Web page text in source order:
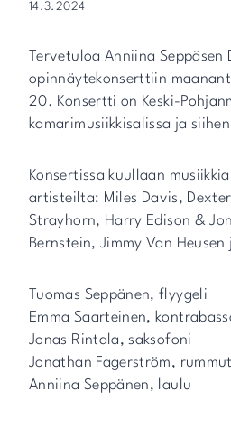
14.3.2024
Tervetuloa Anniina
opinnäytekonserttiin
20. Konsertti on Keski-
kamarimusiikkisalissa ja
Konsertissa kuullaan
artisteilta: Miles Davis,
Strayhorn, Harry Edison &
Bernstein, Jimmy Van
Tuomas Seppänen, flyygeli
Emma Saarteinen,
Jonas Rintala, saksofoni
Jonathan Fagerström, rummut
Anniina Seppänen, laulu